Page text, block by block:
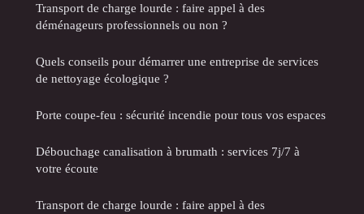
Transport de charge lourde : faire appel à des
déménageurs professionnels ou non ?
Quels conseils pour démarrer une entreprise de services
de nettoyage écologique ?
Porte coupe-feu : sécurité incendie pour tous vos espaces
Débouchage canalisation à brumath : services 7j/7 à
votre écoute
Transport de charge lourde : faire appel à des